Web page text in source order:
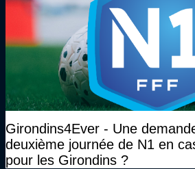
Girondins4Ever - Une
deuxième journée de N1 en
pour les Girondins ?